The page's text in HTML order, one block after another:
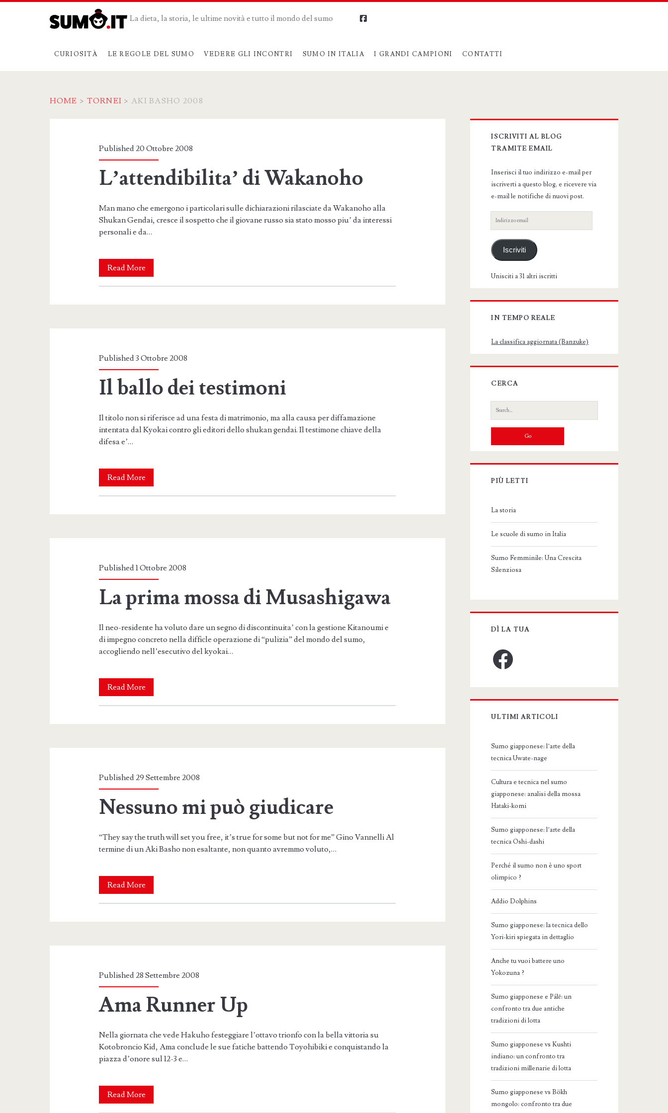
La dieta, la storia, le ultime novità e tutto il mondo del sumo
CURIOSITÀ LE REGOLE DEL SUMO VEDERE GLI INCONTRI SUMO IN ITALIA I GRANDI CAMPIONI CONTATTI
facebook
HOME > TORNEI > AKI BASHO 2008
<span>Aki
Basho
2008</span>
Published 20 Ottobre 2008
L’attendibilita’ di Wakanoho
Man mano che emergono i particolari sulle dichiarazioni rilasciate da Wakanoho alla
Shukan Gendai, cresce il sospetto che il giovane russo sia stato mosso piu’ da interessi
personali e da…
Read MoreL’attendibilita’
di
Published 3 Ottobre 2008
Il ballo dei testimoni
Il titolo non si riferisce ad una festa di matrimonio, ma alla causa per diffamazione
intentata dal Kyokai contro gli editori dello shukan gendai. Il testimone chiave della
difesa e’…
Read MoreIl
ballo
Published 1 Ottobre 2008
La prima mossa di Musashigawa
Il neo-residente ha voluto dare un segno di discontinuita’ con la gestione Kitanoumi e
di impegno concreto nella difficle operazione di “pulizia” del mondo del sumo,
accogliendo nell’esecutivo del kyokai…
Read MoreLa
prima
Published 29 Settembre 2008
Nessuno mi può giudicare
“They say the truth will set you free, it’s true for some but not for me” Gino Vannelli Al
termine di un Aki Basho non esaltante, non quanto avremmo voluto,…
Read MoreNessuno
mi
Published 28 Settembre 2008
Ama Runner Up
Nella giornata che vede Hakuho festeggiare l’ottavo trionfo con la bella vittoria su
Kotobroncio Kid, Ama conclude le sue fatiche battendo Toyohibiki e conquistando la
piazza d’onore sul 12-3 e…
Read MoreAma
Primary
Sidebar
ISCRIVITI AL BLOG
TRAMITE EMAIL
Inserisci il tuo indirizzo e-mail per
iscriverti a questo blog, e ricevere via
e-mail le notifiche di nuovi post.
Indirizzo
email
Iscriviti
Unisciti a 31 altri iscritti
IN TEMPO REALE
La classifica aggiornata (Banzuke)
CERCA
Search
for:
PIÙ LETTI
La storia
Le scuole di sumo in Italia
Sumo Femminile: Una Crescita
Silenziosa
DÌ LA TUA
Facebook
ULTIMI ARTICOLI
Sumo giapponese: l’arte della
tecnica Uwate-nage
Cultura e tecnica nel sumo
giapponese: analisi della mossa
Hataki-komi
Sumo giapponese: l’arte della
tecnica Oshi-dashi
Perché il sumo non è uno sport
olimpico ?
Addio Dolphins
Sumo giapponese: la tecnica dello
Yori-kiri spiegata in dettaglio
Anche tu vuoi battere uno
Yokozuna ?
Sumo giapponese e Pálē: un
confronto tra due antiche
tradizioni di lotta
Sumo giapponese vs Kushti
indiano: un confronto tra
tradizioni millenarie di lotta
Sumo giapponese vs Bökh
mongolo: confronto tra due